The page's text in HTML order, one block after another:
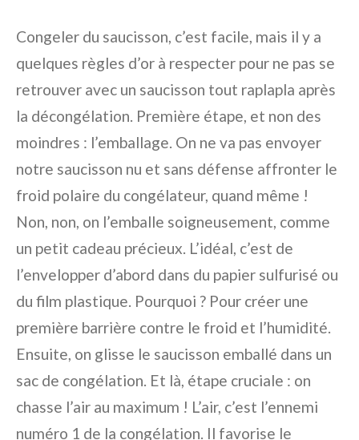
Congeler du saucisson, c’est facile, mais il y a
quelques règles d’or à respecter pour ne pas se
retrouver avec un saucisson tout raplapla après
la décongélation. Première étape, et non des
moindres : l’emballage. On ne va pas envoyer
notre saucisson nu et sans défense affronter le
froid polaire du congélateur, quand même !
Non, non, on l’emballe soigneusement, comme
un petit cadeau précieux. L’idéal, c’est de
l’envelopper d’abord dans du papier sulfurisé ou
du film plastique. Pourquoi ? Pour créer une
première barrière contre le froid et l’humidité.
Ensuite, on glisse le saucisson emballé dans un
sac de congélation. Et là, étape cruciale : on
chasse l’air au maximum ! L’air, c’est l’ennemi
numéro 1 de la congélation. Il favorise le